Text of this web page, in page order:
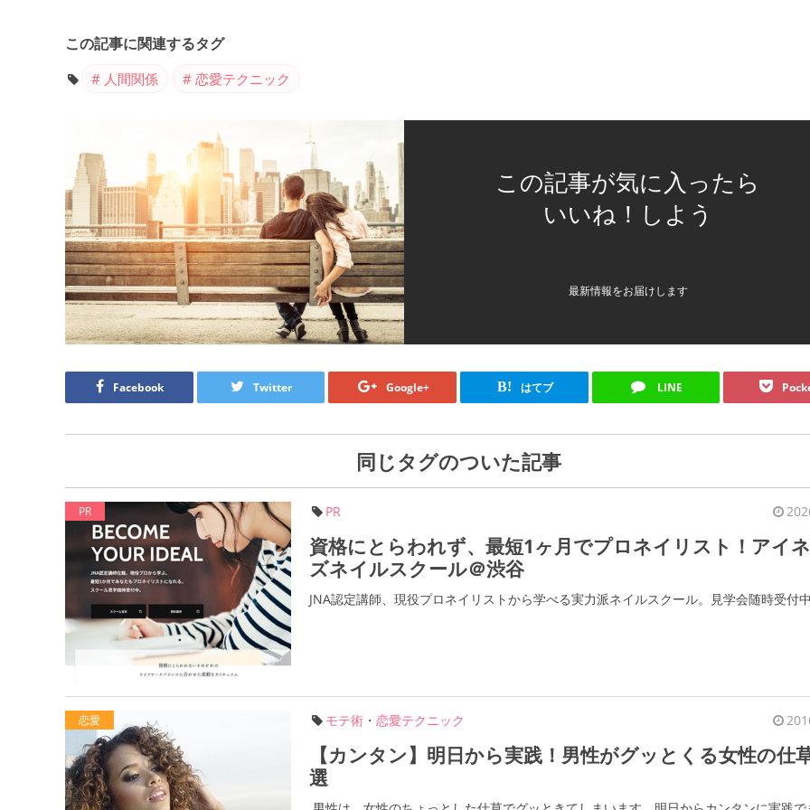
この記事に関連するタグ
人間関係 恋愛テクニック
この記事が気に入ったら
いいね！しよう
最新情報をお届けします
Facebook Twitter Google+ B! はてブ LINE
同じタグのついた記事
PR PR
資格にとらわれず、最短1ヶ月でプロネイリスト！アイ
ズネイルスクール＠渋谷
JNA認定講師、現役プロネイリストから学べる実力派ネイルスクール。見学会随時受付中
恋愛 モテ術 ・ 恋愛テクニック
【カンタン】明日から実践！男性がグッとくる女性の仕
選